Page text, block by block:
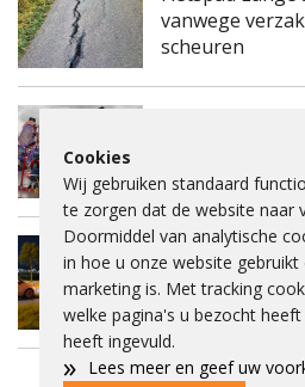
vanwege
scheuren
Paardenmarkt
Auto op zijkant
verkeerslicht in
Cookies
Wij gebruiken standaard
te zorgen dat de website naar
Doormiddel van analytische
in hoe u onze website
marketing is. Met tracking
welke pagina's u bezocht
heeft ingevuld.
» Lees meer en geef uw